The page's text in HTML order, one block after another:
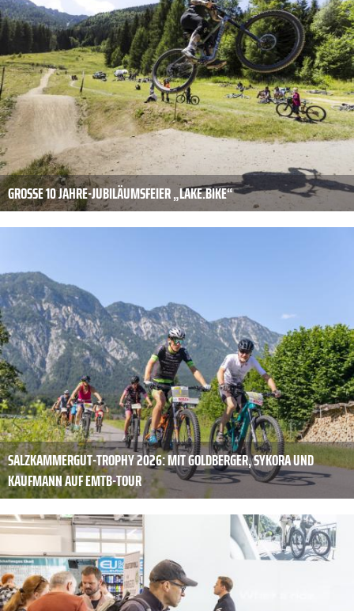
GROSSE 10 JAHRE-JUBILÄUMSFEIER „LAKE.BIKE“
SALZKAMMERGUT-TROPHY 2026: MIT GOLDBERGER, SYKORA UND
KAUFMANN AUF EMTB-TOUR